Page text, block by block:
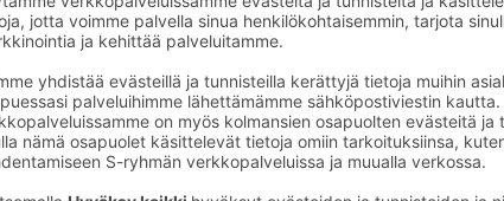
Muut kalasäilykkeet